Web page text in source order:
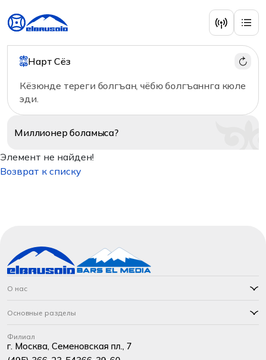
Нарт Сёз
Кёзюнде тереги болгъан, чёбю болгъаннга кюле
эди.
Миллионерболамыса?
Элемент не найден!
Возврат к списку
О нас
Основные разделы
Филиал
г. Москва, Семеновская пл., 7